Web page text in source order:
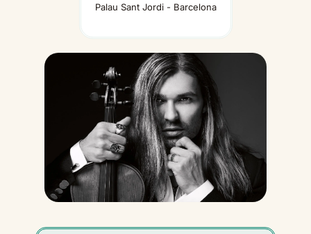
Palau Sant Jordi - Barcelona